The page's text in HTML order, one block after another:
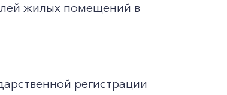
жилых помещений в
регистрации